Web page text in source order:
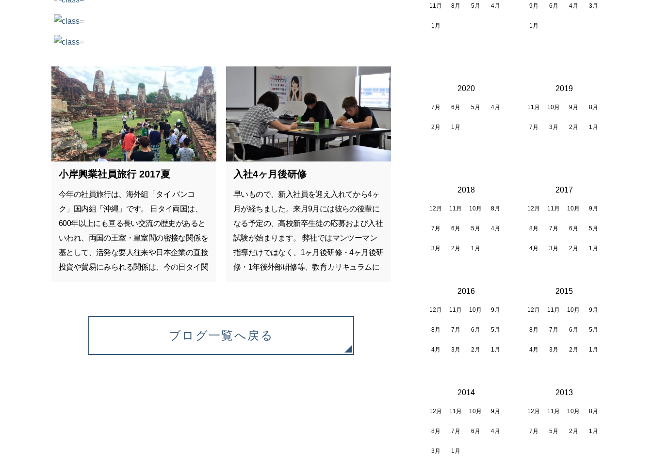
小岸興業社員旅行 2017夏
今年の社員旅行は、海外組「タイ バンコ
ク」国内組「沖縄」です。 日タイ両国は、
600年以上にも亘る長い交流の歴史があると
いわれ、両国の王室・皇室間の密接な関係を
基として、活発な要人往来や日本企業の直接
投資や貿易にみられる関係は、今の日タイ関
入社4ヶ月後研修
早いもので、新入社員を迎え入れてから4ヶ
月が経ちました。来月9月には彼らの後輩に
なる予定の、高校新卒生徒の応募および入社
試験が始まります。 弊社ではマンツーマン
指導だけではなく、1ヶ月後研修・4ヶ月後研
修・1年後外部研修等、教育カリキュラムに
ブログ一覧へ戻る
11月 8月 5月 4月
1月
9月 6月 4月 3月
1月
2020
7月 6月 5月 4月
2月 1月
2019
11月 10月 9月 8月
7月 3月 2月 1月
2018
12月 11月 10月 8月
7月 6月 5月 4月
3月 2月 1月
2017
12月 11月 10月 9月
8月 7月 6月 5月
4月 3月 2月 1月
2016
12月 11月 10月 9月
8月 7月 6月 5月
4月 3月 2月 1月
2015
12月 11月 10月 9月
8月 7月 6月 5月
4月 3月 2月 1月
2014
12月 11月 10月 9月
8月 7月 6月 4月
3月 1月
2013
12月 11月 10月 8月
7月 5月 2月 1月